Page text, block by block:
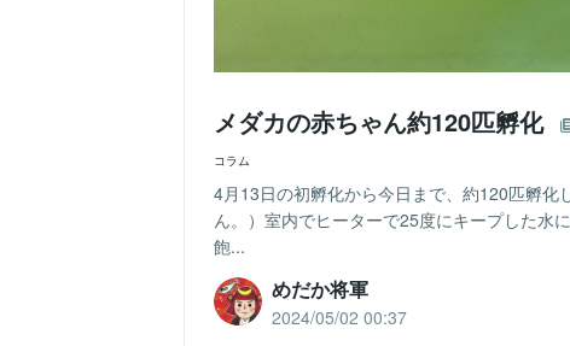
メダカの赤ちゃん約120匹孵化
コラム
4月13日の初孵化から今日まで、約120匹孵
ん。）室内でヒーターで25度にキープした水
飽...
めだか将軍
2024/05/02 00:37